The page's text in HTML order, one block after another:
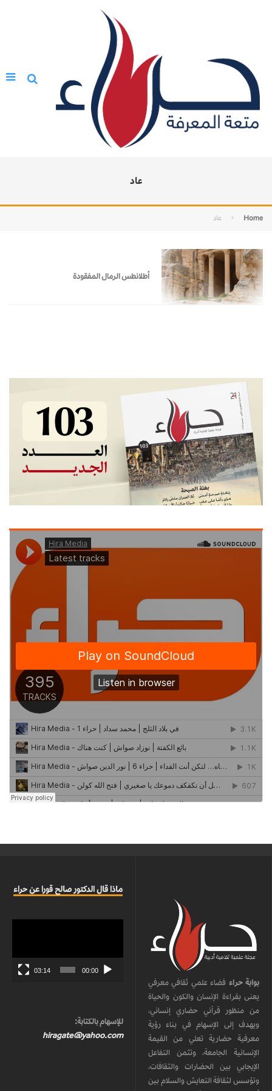
عاد
Home عاد
أطلانطس الرمال المفقودة
بوابة حراء فضاء علمي ثقافي معرفي
يعنى بقراءة الإنسان والكون والحياة
من منظور قرآني حضاري إنساني،
ويهدف إلى الإسهام في بناء رؤية
معرفية حضارية تعلي من القيمة
الإنسانية الجامعة، وتثمن التفاعل
الإيجابي بين الحضارات والثقافات،
وتؤسس لثقافة التعايش والسلام بين
ماذا قال الدكتور صالح قورا عن حراء
00:00
03:14
للإسهام بالكتابة:
hiragate@yahoo.com